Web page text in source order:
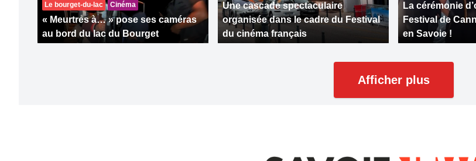
Le bourget-du-lac Cinéma
« Meurtres à… » pose ses caméras
au bord du lac du Bourget
Une cascade spectaculaire
organisée dans le cadre du Festival
du cinéma français
La cérémonie
Festival de
en Savoie !
Afficher plus